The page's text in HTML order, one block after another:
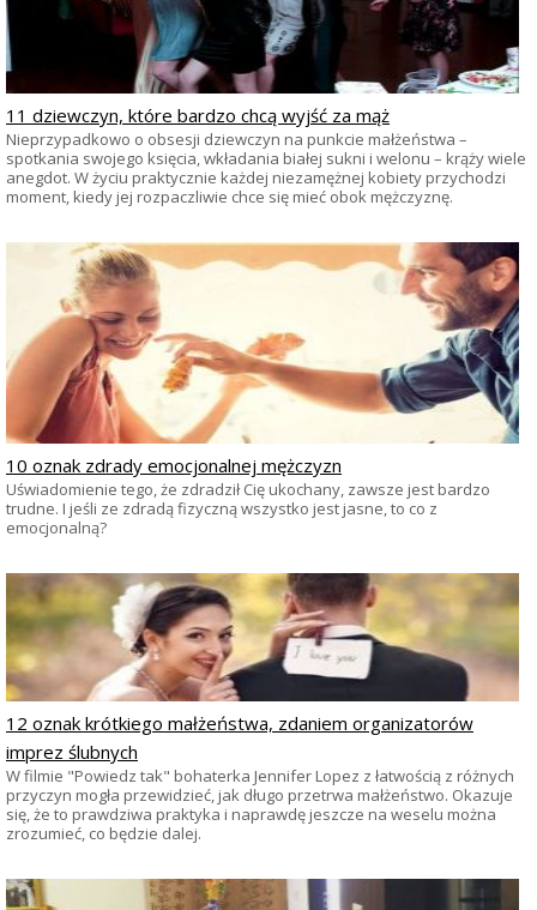
11 dziewczyn, które bardzo chcą wyjść za mąż
Nieprzypadkowo o obsesji dziewczyn na punkcie małżeństwa –
spotkania swojego księcia, wkładania białej sukni i welonu – krąży wiele
anegdot. W życiu praktycznie każdej niezamężnej kobiety przychodzi
moment, kiedy jej rozpaczliwie chce się mieć obok mężczyznę.
10 oznak zdrady emocjonalnej mężczyzn
Uświadomienie tego, że zdradził Cię ukochany, zawsze jest bardzo
trudne. I jeśli ze zdradą fizyczną wszystko jest jasne, to co z
emocjonalną?
12 oznak krótkiego małżeństwa, zdaniem organizatorów
imprez ślubnych
W filmie "Powiedz tak" bohaterka Jennifer Lopez z łatwością z różnych
przyczyn mogła przewidzieć, jak długo przetrwa małżeństwo. Okazuje
się, że to prawdziwa praktyka i naprawdę jeszcze na weselu można
zrozumieć, co będzie dalej.